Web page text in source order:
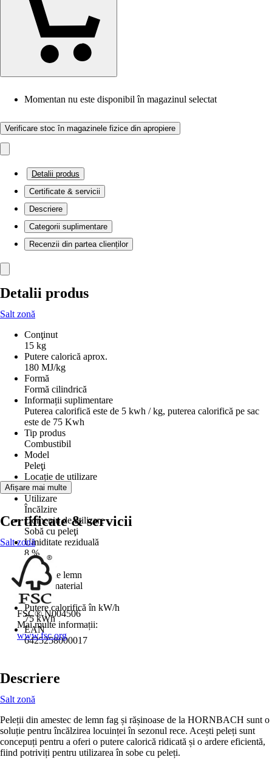
Momentan nu este disponibil în magazinul selectat
Verificare stoc în magazinele fizice din apropiere
Detalii produs
Certificate & servicii
Descriere
Categorii suplimentare
Recenzii din partea clienților
Detalii produs
Salt zonă
Conţinut
15 kg
Putere calorică aprox.
180 MJ/kg
Formă
Formă cilindrică
Informații suplimentare
Puterea calorifică este de 5 kwh / kg, puterea calorifică pe sac
este de 75 Kwh
Tip produs
Combustibil
Model
Peleţi
Locație de utilizare
Interior
Utilizare
Încălzire
Domeniu de utilizare
Sobă cu peleţi
Umiditate reziduală
8 %
Material
Aşchii de lemn
Detalii material
Fag
Putere calorifică în kW/h
75 kWh
EAN
6425258000017
Afișare mai multe
Certificate & servicii
Salt zonă
FSC® N004506
Mai multe informații:
www.fsc.org
Descriere
Salt zonă
Peleții din amestec de lemn fag și rășinoase de la HORNBACH sunt o
soluție pentru încălzirea locuinței în sezonul rece. Acești peleți sunt
concepuți pentru a oferi o putere calorică ridicată și o ardere eficientă,
fiind potriviți pentru utilizarea în sobe cu peleți.